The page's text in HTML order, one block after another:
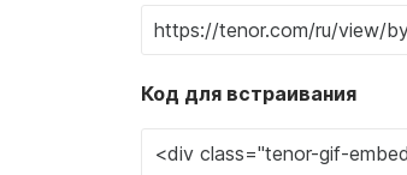
Код для встраивания